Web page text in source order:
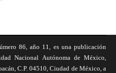
86, año 11, es una publicación
Nacional Autónoma de México,
C.P. 04510, Ciudad de México, a